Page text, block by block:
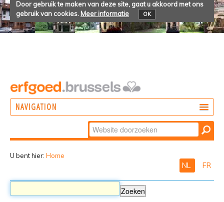
Door gebruik te maken van deze site, gaat u akkoord met ons
gebruik van cookies. Meer informatie OK
NAVIGATION
Zoek
Geavanceerd
U bent hier: Home
NL FR